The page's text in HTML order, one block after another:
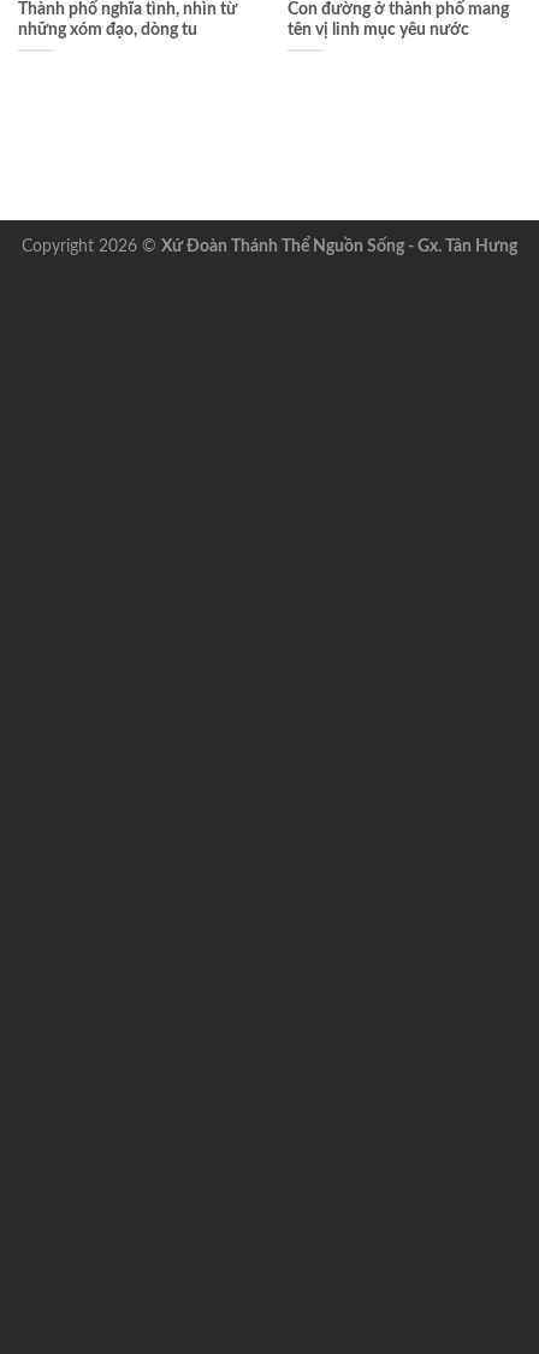
Thành phố nghĩa tình, nhìn từ
những xóm đạo, dòng tu
Con đường ở thành phố mang
tên vị linh mục yêu nước
Copyright 2026 © Xứ Đoàn Thánh Thể Nguồn Sống - Gx. Tân Hưng